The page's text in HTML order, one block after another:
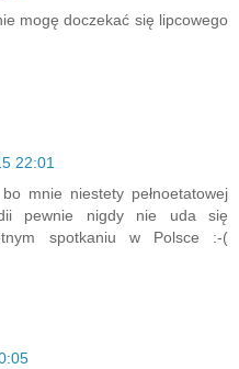
mogę doczekać się lipcowego
22:01
mnie niestety pełnoetatowej
pewnie nigdy nie uda się
spotkaniu w Polsce :-(